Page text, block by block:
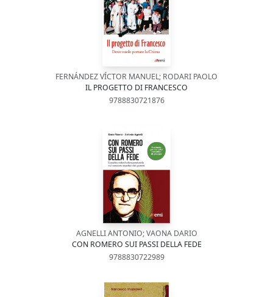
FERNÁNDEZ VÍCTOR MANUEL; RODARI PAOLO
IL PROGETTO DI FRANCESCO
9788830721876
AGNELLI ANTONIO; VAONA DARIO
CON ROMERO SUI PASSI DELLA FEDE
9788830722989